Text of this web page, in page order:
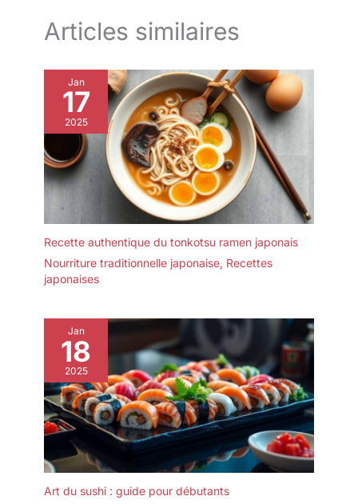
Articles similaires
Jan
17
2025
Recette authentique du tonkotsu ramen japonais
Nourriture traditionnelle japonaise, Recettes
japonaises
Jan
18
2025
Art du sushi : guide pour débutants